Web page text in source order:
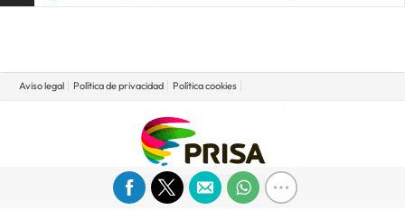
Aviso legal Política de privacidad Política cookies